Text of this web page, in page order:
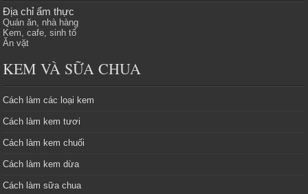
Địa chỉ ẩm thực
Quán ăn, nhà hàng
Kem, cafe, sinh tố
Ăn vặt
KEM VÀ SỮA CHUA
Cách làm các loại kem
Cách làm kem tươi
Cách làm kem chuối
Cách làm kem dừa
Cách làm sữa chua